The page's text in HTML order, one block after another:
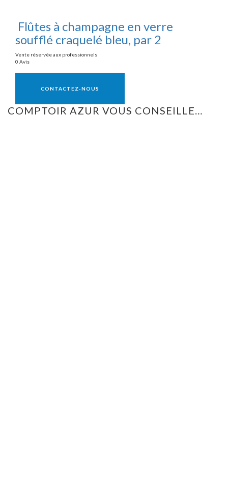
Flûtes à champagne en verre
soufflé craquelé bleu, par 2
Vente réservée aux professionnels
0 Avis
CONTACTEZ-NOUS
COMPTOIR AZUR VOUS CONSEILLE…